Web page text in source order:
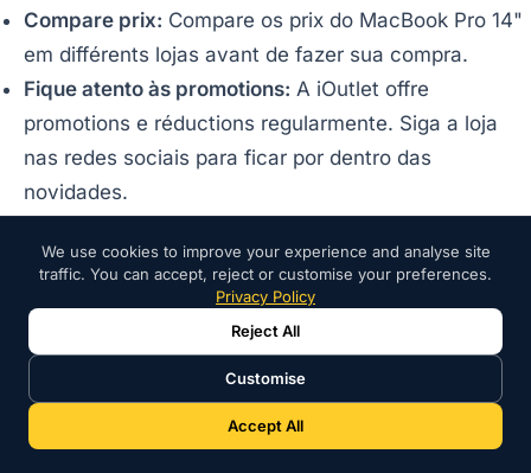
Compare prix: Compare os prix do MacBook Pro 14"
em différents lojas avant de fazer sua compra.
Fique atento às promotions: A iOutlet offre
promotions e réductions regularmente. Siga a loja
nas redes sociais para ficar por dentro das
novidades.
Conclusion:
A iOutlet é uma ótima opção para comprar um
MacBook Pro 14" a um prix competitivo. A loja offre
diversos modelos de produtos com garantie de qualité.
Lembre-se de que a offre específica utiliseda comme
We use cookies to improve your experience and analyse site
traffic. You can accept, reject or customise your preferences.
Privacy Policy
Reject All
Customise
Accept All